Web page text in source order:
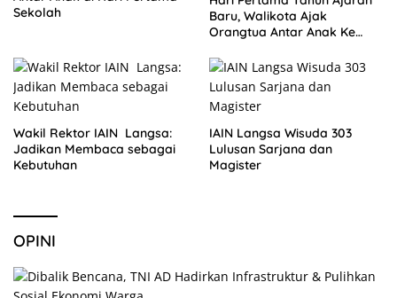
Sekolah
Baru, Walikota Ajak
Orangtua Antar Anak Ke
Wakil Rektor IAIN Langsa:
Jadikan Membaca sebagai
Kebutuhan
IAIN Langsa Wisuda 303
Lulusan Sarjana dan
Magister
OPINI